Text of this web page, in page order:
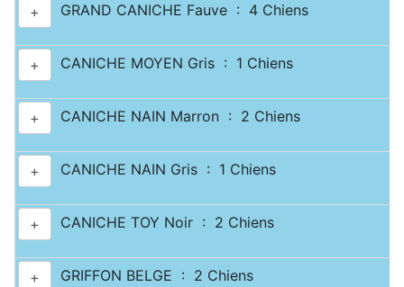
+ GRAND CANICHE Fauve : 4 Chiens
+ CANICHE MOYEN Gris : 1 Chiens
+ CANICHE NAIN Marron : 2 Chiens
+ CANICHE NAIN Gris : 1 Chiens
+ CANICHE TOY Noir : 2 Chiens
+ GRIFFON BELGE : 2 Chiens